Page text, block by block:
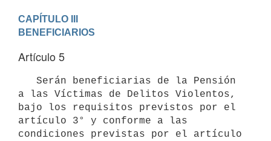
CAPÍTULO III
BENEFICIARIOS
Artículo 5
a las Víctimas de Delitos Violentos,
bajo los requisitos previstos por el
artículo 3° y conforme a las
condiciones previstas por el artículo